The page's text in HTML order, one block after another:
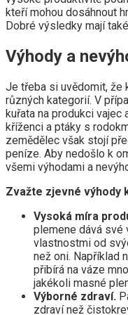
kteří mohou dosáhnout
Dobré výsledky mají také
Výhody a
Je třeba si uvědomit, že
různých kategorií. V
kuřata na produkci
kříženci a ptáky s
zemědělec však stojí
peníze. Aby nedošlo k
všemi výhodami a
Zvažte zjevné výhody
Vysoká míra
plemene dává své
vlastnostmi od
než oni. Například
přibírá na váze
jakékoli masné
Výborné zdraví.
zdraví než